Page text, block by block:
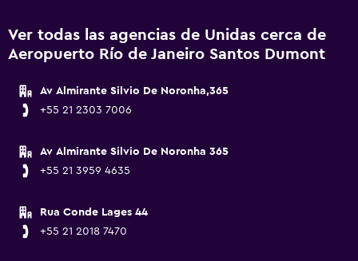
Ver todas las agencias de Unidas cerca de
Aeropuerto Río de Janeiro Santos Dumont
Av Almirante Silvio De Noronha,365
+55 21 2303 7006
Av Almirante Silvio De Noronha 365
+55 21 3959 4635
Rua Conde Lages 44
+55 21 2018 7470